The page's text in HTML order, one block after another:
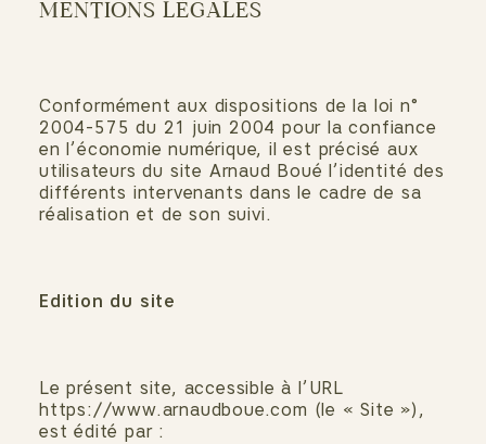
MENTIONS LÉGALES
Conformément aux dispositions de la loi n°
2004-575 du 21 juin 2004 pour la confiance
en l’économie numérique, il est précisé aux
utilisateurs du site Arnaud Boué l’identité des
différents intervenants dans le cadre de sa
réalisation et de son suivi.
Edition du site
Le présent site, accessible à l’URL
https://www.arnaudboue.com (le « Site »),
est édité par :